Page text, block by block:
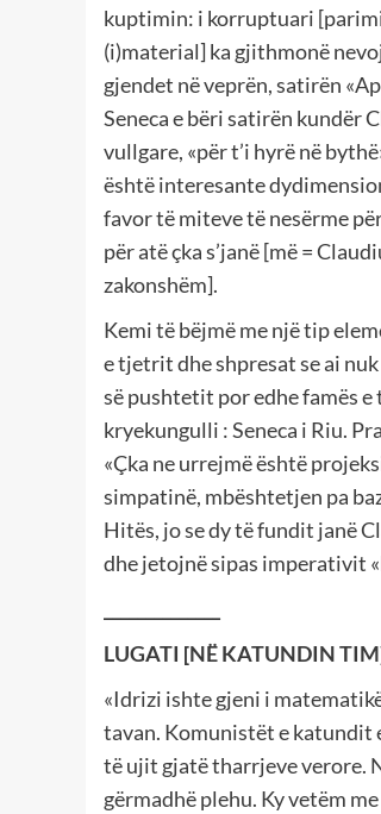
kuptimin: i korruptuari
(i)material] ka gjithmonë
gjendet në veprën, satirën
Seneca e bëri satirën kundër
vullgare, «për t’i hyrë në
është interesante
favor të miteve të nesërme
për atë çka s’janë [më =
zakonshëm].
Kemi të bëjmë me një tip
e tjetrit dhe shpresat se ai
së pushtetit por edhe famës
kryekungulli : Seneca i Riu.
«Çka ne urrejmë është
simpatinë, mbështetjen pa
Hitës, jo se dy të fundit janë
dhe jetojnë sipas imperativit
LUGATI [NË KATUNDIN
«Idrizi ishte gjeni i
tavan. Komunistët e katundit
të ujit gjatë tharrjeve verore.
gërmadhë plehu. Ky vetëm